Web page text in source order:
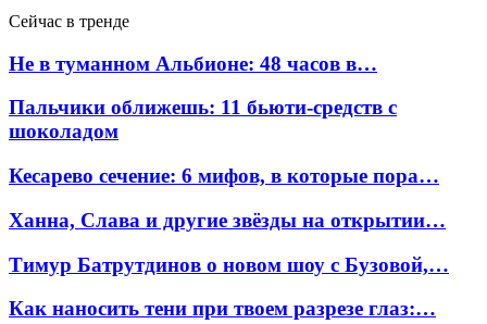
Сейчас в тренде
Не в туманном Альбионе: 48 часов в…
Пальчики оближешь: 11 бьюти-средств с
шоколадом
Кесарево сечение: 6 мифов, в которые пора…
Ханна, Слава и другие звёзды на открытии…
Тимур Батрутдинов о новом шоу с Бузовой,…
Как наносить тени при твоем разрезе глаз:…